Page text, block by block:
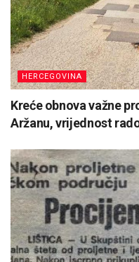
HERCEGOVINA
Kreće obnova važne
Aržanu, vrijednost